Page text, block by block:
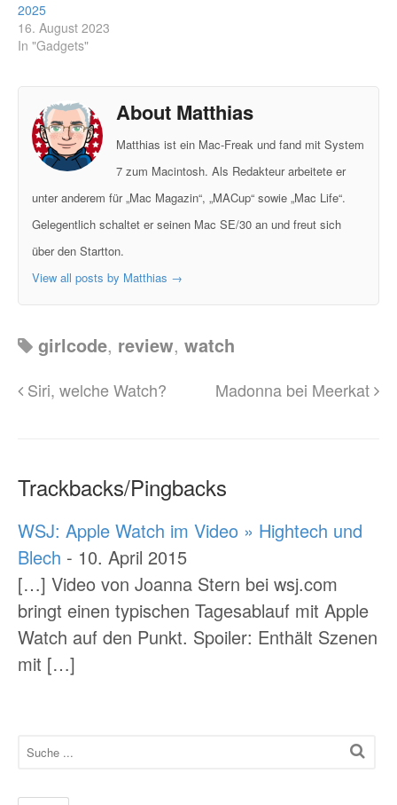
2025
16. August 2023
In "Gadgets"
About Matthias
Matthias ist ein Mac-Freak und fand mit System
7 zum Macintosh. Als Redakteur arbeitete er
unter anderem für „Mac Magazin“, „MACup“ sowie „Mac Life“.
Gelegentlich schaltet er seinen Mac SE/30 an und freut sich
über den Startton.
View all posts by Matthias →
girlcode, review, watch
Siri, welche Watch? Madonna bei Meerkat
Trackbacks/Pingbacks
WSJ: Apple Watch im Video » Hightech und
Blech - 10. April 2015
[…] Video von Joanna Stern bei wsj.com
bringt einen typischen Tagesablauf mit Apple
Watch auf den Punkt. Spoiler: Enthält Szenen
mit […]